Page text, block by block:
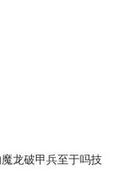
龙破甲兵至于吗技